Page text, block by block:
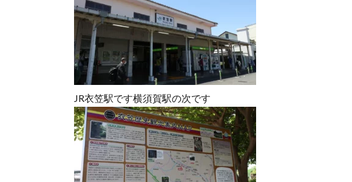
JR衣笠駅です横須賀駅の次です